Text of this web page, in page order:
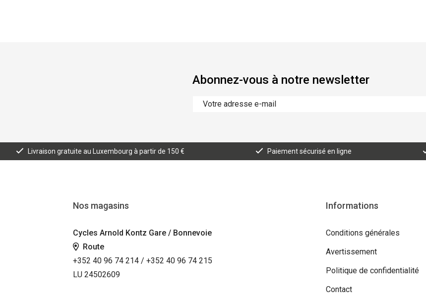
Abonnez-vous à notre newsletter
Livraison gratuite au Luxembourg à partir de 150 € Paiement sécurisé en ligne
Nos magasins
Cycles Arnold Kontz Gare / Bonnevoie
Route
+352 40 96 74 214 / +352 40 96 74 215
LU 24502609
Informations
Conditions générales
Avertissement
Politique de confidentialité
Contact